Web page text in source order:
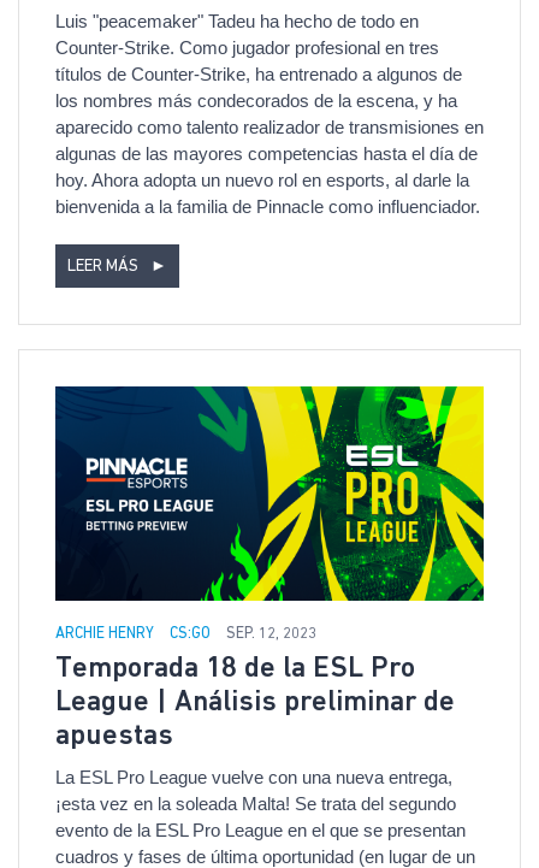
Luis "peacemaker" Tadeu ha hecho de todo en
Counter-Strike. Como jugador profesional en tres
títulos de Counter-Strike, ha entrenado a algunos de
los nombres más condecorados de la escena, y ha
aparecido como talento realizador de transmisiones en
algunas de las mayores competencias hasta el día de
hoy. Ahora adopta un nuevo rol en esports, al darle la
bienvenida a la familia de Pinnacle como influenciador.
LEER MÁS ►
ARCHIE HENRY CS:GO SEP. 12, 2023
Temporada 18 de la ESL Pro
League | Análisis preliminar de
apuestas
La ESL Pro League vuelve con una nueva entrega,
¡esta vez en la soleada Malta! Se trata del segundo
evento de la ESL Pro League en el que se presentan
cuadros y fases de última oportunidad (en lugar de un